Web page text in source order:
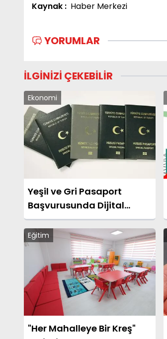
Kaynak : Haber Merkezi
YORUMLAR
İLGİNİZİ ÇEKEBİLİR
Ekonomi
Yeşil ve Gri Pasaport
Başvurusunda Dijital
Dönüşüm Başlatıldı
Eğitim
"Her Mahalleye Bir Kreş"